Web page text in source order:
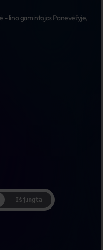
- lino gamintojas Panevėžyje,
Išjungta